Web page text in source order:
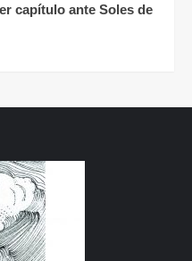
capítulo ante Soles de